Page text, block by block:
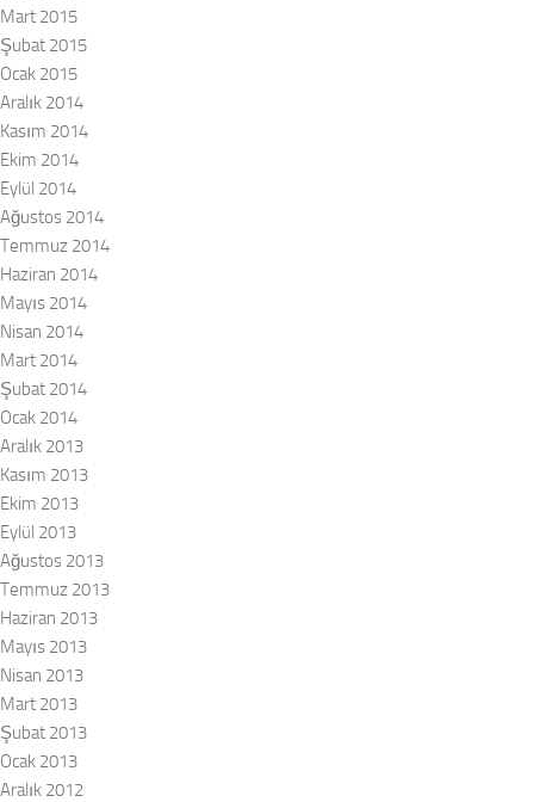
Mart 2015
Şubat 2015
Ocak 2015
Aralık 2014
Kasım 2014
Ekim 2014
Eylül 2014
Ağustos 2014
Temmuz 2014
Haziran 2014
Mayıs 2014
Nisan 2014
Mart 2014
Şubat 2014
Ocak 2014
Aralık 2013
Kasım 2013
Ekim 2013
Eylül 2013
Ağustos 2013
Temmuz 2013
Haziran 2013
Mayıs 2013
Nisan 2013
Mart 2013
Şubat 2013
Ocak 2013
Aralık 2012